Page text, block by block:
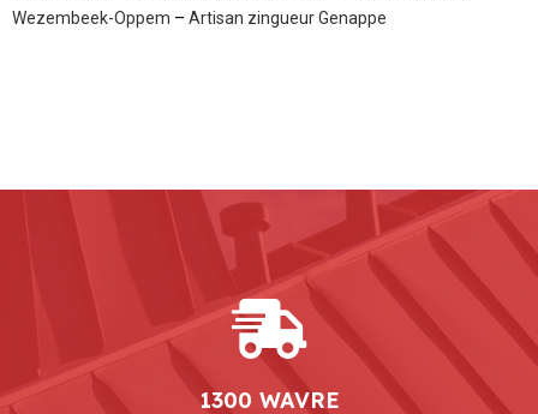
Wezembeek-Oppem – Artisan zingueur Genappe
1300 WAVRE